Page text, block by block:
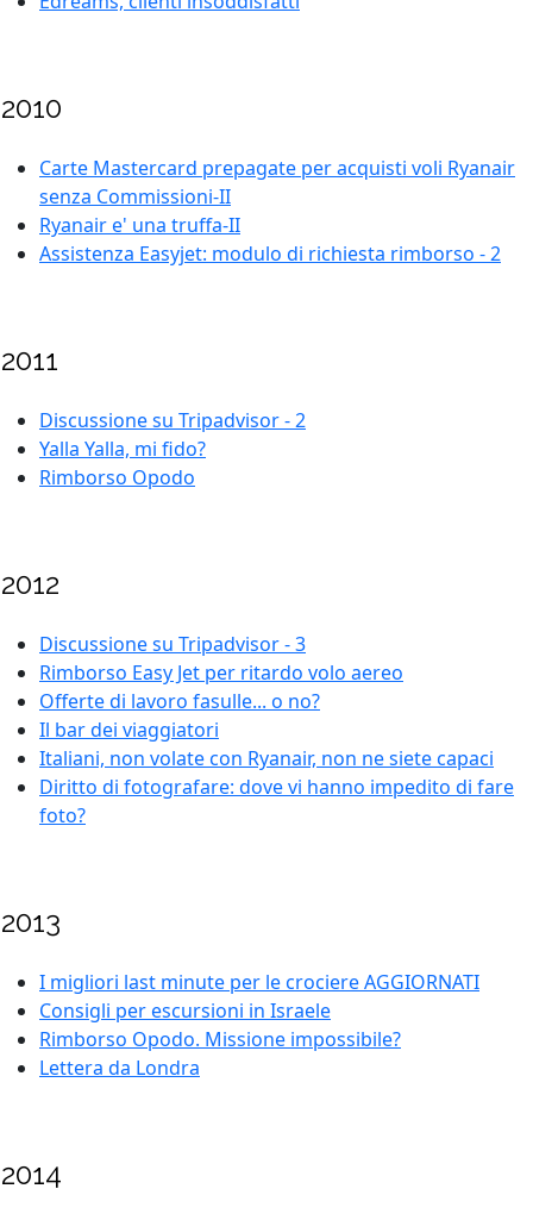
2010
Carte Mastercard prepagate per acquisti voli Ryanair
senza Commissioni-II
Ryanair e' una truffa-II
Assistenza Easyjet: modulo di richiesta rimborso - 2
2011
Discussione su Tripadvisor - 2
Yalla Yalla, mi fido?
Rimborso Opodo
2012
Discussione su Tripadvisor - 3
Rimborso Easy Jet per ritardo volo aereo
Offerte di lavoro fasulle... o no?
Il bar dei viaggiatori
Italiani, non volate con Ryanair, non ne siete capaci
Diritto di fotografare: dove vi hanno impedito di fare
foto?
2013
I migliori last minute per le crociere AGGIORNATI
Consigli per escursioni in Israele
Rimborso Opodo. Missione impossibile?
Lettera da Londra
2014